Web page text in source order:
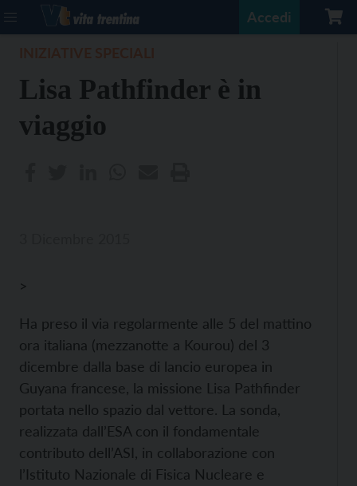
Accedi
Lisa Pathfinder è in
viaggio
>
Ha preso il via regolarmente alle 5 del mattino
ora italiana (mezzanotte a Kourou) del 3
dicembre dalla base di lancio europea in
Guyana francese, la missione Lisa Pathfinder
portata nello spazio dal vettore. La sonda,
realizzata dall’ESA con il fondamentale
contributo dell’ASI, in collaborazione con
l’Istituto Nazionale di Fisica Nucleare e